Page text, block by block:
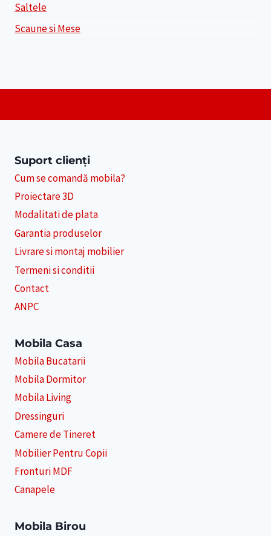
Saltele
Scaune si Mese
Suport clienți
Cum se comandă mobila?
Proiectare 3D
Modalitati de plata
Garantia produselor
Livrare si montaj mobilier
Termeni si conditii
Contact
ANPC
Mobila Casa
Mobila Bucatarii
Mobila Dormitor
Mobila Living
Dressinguri
Camere de Tineret
Mobilier Pentru Copii
Fronturi MDF
Canapele
Mobila Birou